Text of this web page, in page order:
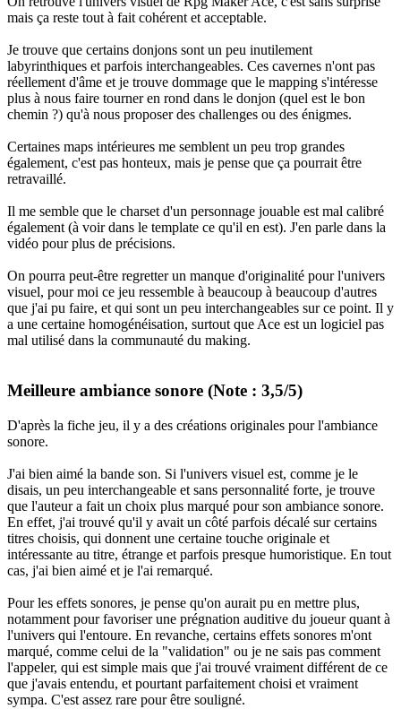
mais ça reste tout à fait cohérent et acceptable.
Je trouve que certains donjons sont un peu inutilement
labyrinthiques et parfois interchangeables. Ces cavernes n'ont pas
réellement d'âme et je trouve dommage que le mapping s'intéresse
plus à nous faire tourner en rond dans le donjon (quel est le bon
chemin ?) qu'à nous proposer des challenges ou des énigmes.
Certaines maps intérieures me semblent un peu trop grandes
également, c'est pas honteux, mais je pense que ça pourrait être
retravaillé.
Il me semble que le charset d'un personnage jouable est mal calibré
également (à voir dans le template ce qu'il en est). J'en parle dans la
vidéo pour plus de précisions.
On pourra peut-être regretter un manque d'originalité pour l'univers
visuel, pour moi ce jeu ressemble à beaucoup à beaucoup d'autres
que j'ai pu faire, et qui sont un peu interchangeables sur ce point. Il y
a une certaine homogénéisation, surtout que Ace est un logiciel pas
mal utilisé dans la communauté du making.
Meilleure ambiance sonore (Note : 3,5/5)
D'après la fiche jeu, il y a des créations originales pour l'ambiance
sonore.
J'ai bien aimé la bande son. Si l'univers visuel est, comme je le
disais, un peu interchangeable et sans personnalité forte, je trouve
que l'auteur a fait un choix plus marqué pour son ambiance sonore.
En effet, j'ai trouvé qu'il y avait un côté parfois décalé sur certains
titres choisis, qui donnent une certaine touche originale et
intéressante au titre, étrange et parfois presque humoristique. En tout
cas, j'ai bien aimé et je l'ai remarqué.
Pour les effets sonores, je pense qu'on aurait pu en mettre plus,
notamment pour favoriser une prégnation auditive du joueur quant à
l'univers qui l'entoure. En revanche, certains effets sonores m'ont
marqué, comme celui de la "validation" ou je ne sais pas comment
l'appeler, qui est simple mais que j'ai trouvé vraiment différent de ce
que j'avais entendu, et pourtant parfaitement choisi et vraiment
sympa. C'est assez rare pour être souligné.